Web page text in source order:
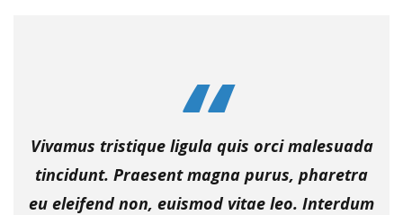
Vivamus tristique ligula quis orci malesuada
tincidunt. Praesent magna purus, pharetra
eu eleifend non, euismod vitae leo. Interdum